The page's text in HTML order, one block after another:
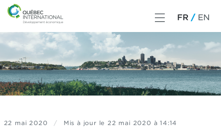
FR EN
22 mai 2020 / Mis à jour le 22 mai 2020 à 14:14